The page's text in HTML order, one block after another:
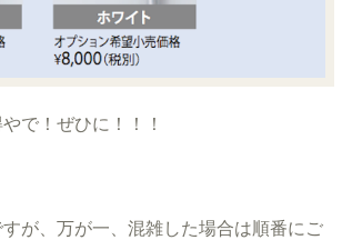
で！ぜひに！！！
が、万が一、混雑した場合は順番にご